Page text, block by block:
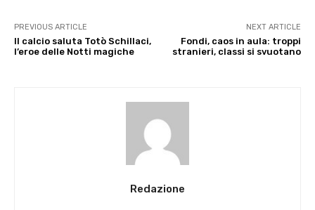
PREVIOUS ARTICLE
Il calcio saluta Totò Schillaci,
l’eroe delle Notti magiche
NEXT ARTICLE
Fondi, caos in aula: troppi
stranieri, classi si svuotano
Redazione